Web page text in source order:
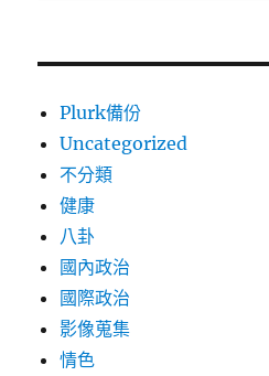
Plurk備份
Uncategorized
不分類
健康
八卦
國內政治
國際政治
影像蒐集
情色